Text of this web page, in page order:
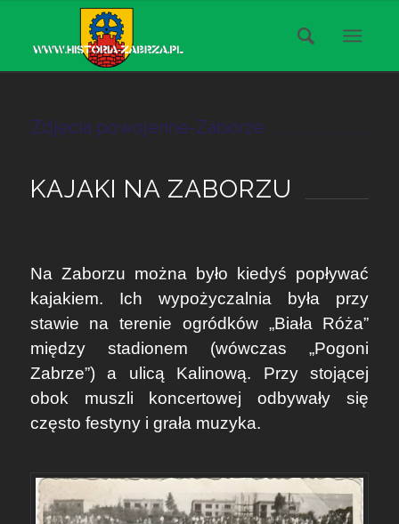
Zdjęcia powojenne-Zaborze
KAJAKI NA ZABORZU
Na Zaborzu można było kiedyś popływać
kajakiem. Ich wypożyczalnia była przy
stawie na terenie ogródków „Biała Róża”
między stadionem (wówczas „Pogoni
Zabrze”) a ulicą Kalinową. Przy stojącej
obok muszli koncertowej odbywały się
często festyny i grała muzyka.